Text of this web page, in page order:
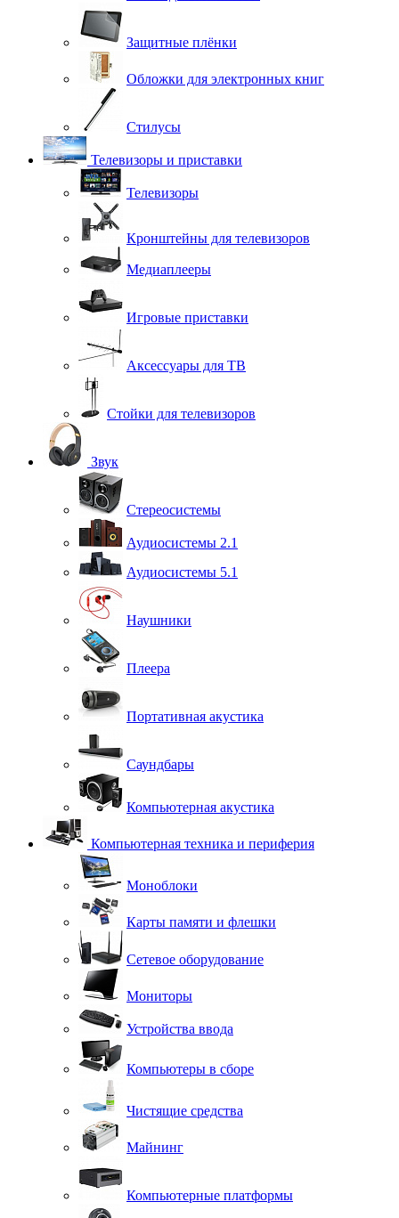
Защитные плёнки
Обложки для электронных книг
Стилусы
Телевизоры и приставки
Телевизоры
Кронштейны для телевизоров
Медиаплееры
Игровые приставки
Аксессуары для ТВ
Стойки для телевизоров
Звук
Стереосистемы
Аудиосистемы 2.1
Аудиосистемы 5.1
Наушники
Плеера
Портативная акустика
Саундбары
Компьютерная акустика
Компьютерная техника и периферия
Моноблоки
Карты памяти и флешки
Сетевое оборудование
Мониторы
Устройства ввода
Компьютеры в сборе
Чистящие средства
Майнинг
Компьютерные платформы